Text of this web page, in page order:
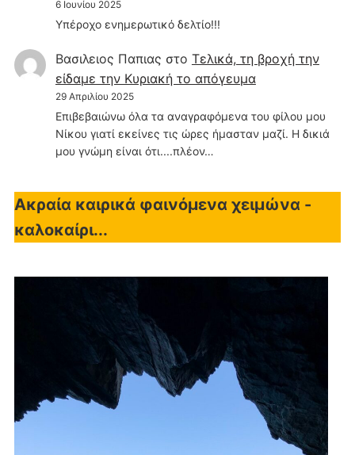
6 Ιουνίου 2025
Υπέροχο ενημερωτικό δελτίο!!!
Βασιλειος Παπιας στο Τελικά, τη βροχή την
είδαμε την Κυριακή το απόγευμα
29 Απριλίου 2025
Επιβεβαιώνω όλα τα αναγραφόμενα του φίλου μου
Νίκου γιατί εκείνες τις ώρες ήμασταν μαζί. Η δικιά
μου γνώμη είναι ότι....πλέον…
Ακραία καιρικά φαινόμενα χειμώνα -
καλοκαίρι...